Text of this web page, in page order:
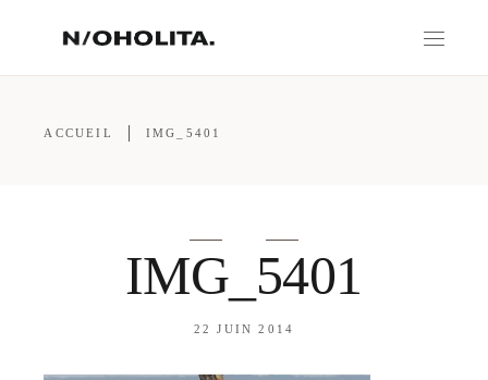
ACCUEIL IMG_5401
IMG_5401
22 JUIN 2014